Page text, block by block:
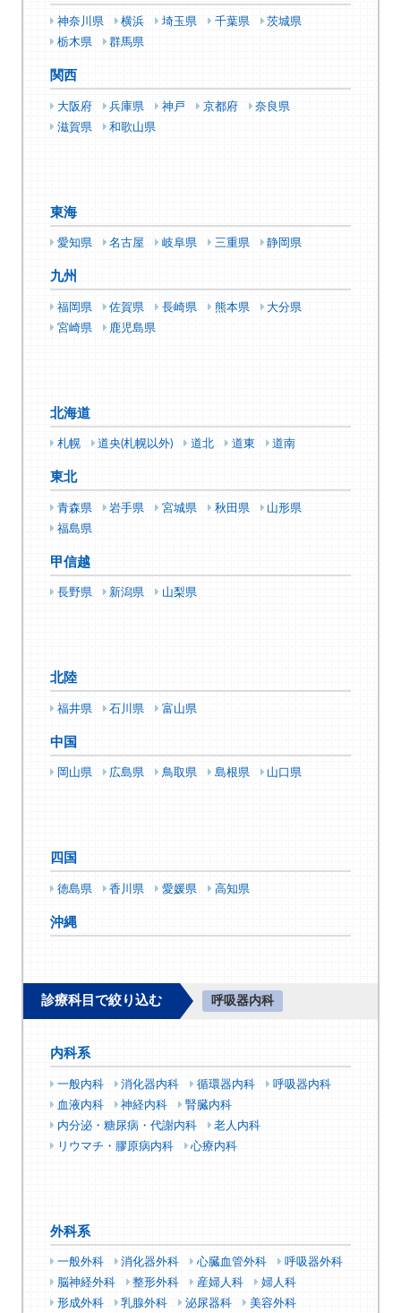
神奈川県 横浜 埼玉県 千葉県
茨城県
栃木県
群馬県
関西
大阪府 兵庫県 神戸 京都府
奈良県
滋賀県
和歌山県
東海
愛知県 名古屋 岐阜県 三重県 静岡県
九州
福岡県 佐賀県 長崎県 熊本県
大分県
宮崎県
鹿児島県
北海道
札幌 道央(札幌以外) 道北 道東 道南
東北
青森県 岩手県 宮城県 秋田県
山形県
福島県
甲信越
長野県 新潟県 山梨県
北陸
福井県 石川県 富山県
中国
岡山県 広島県 鳥取県 島根県 山口県
四国
徳島県 香川県 愛媛県 高知県
沖縄
診療科目で絞り込む 呼吸器内科
内科系
一般内科 消化器内科 循環器内科
呼吸器内科
血液内科
神経内科
腎臓内科
内分泌・糖尿病・代謝内科
老人内科
リウマチ・膠原病内科
心療内科
外科系
一般外科 消化器外科 心臓血管外科
呼吸器外科
脳神経外科
整形外科 産婦人科
婦人科
形成外科
乳腺外科 泌尿器科 美容外科